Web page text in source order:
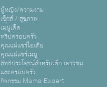
ผู้หญิง/ความงาม
เซ็กส์ / สุขภาพ
เมนูเด็ด
ทริปครอบครัว
คุณแม่แชร์ไอเดีย
คุณแม่แชร์เมนู
สิทธิประโยชน์สำหรับเด็ก เยาวชน
และครอบครัว
กิจกรรม Mama Expert